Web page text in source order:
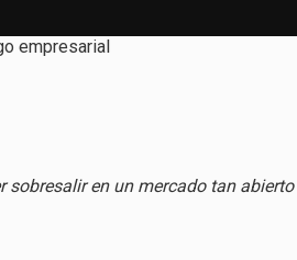
en un mercado tan